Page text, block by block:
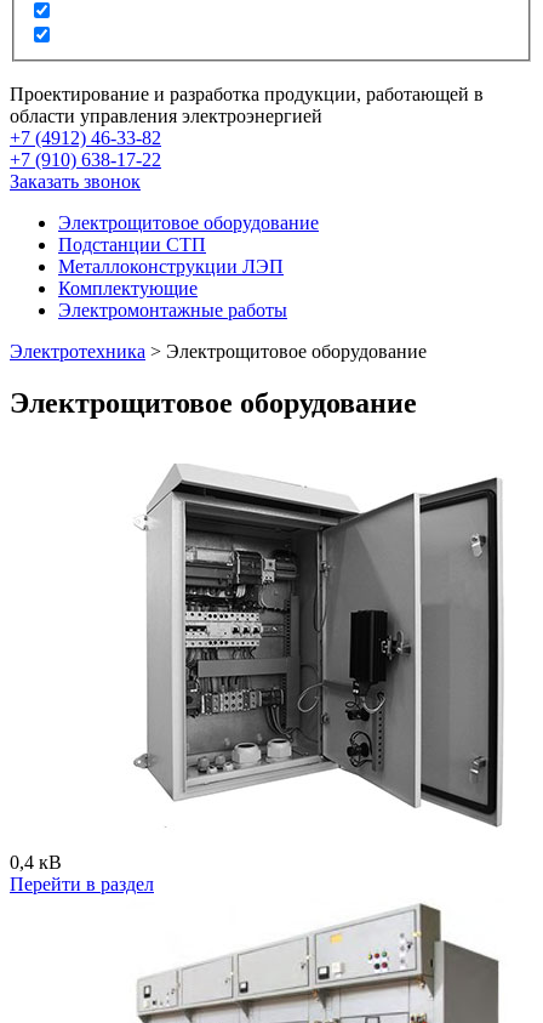
Проектирование и разработка продукции, работающей в
области управления электроэнергией
+7 (4912) 46-33-82
+7 (910) 638-17-22
Заказать звонок
Электрощитовое оборудование
Подстанции СТП
Металлоконструкции ЛЭП
Комплектующие
Электромонтажные работы
Электротехника > Электрощитовое оборудование
Электрощитовое оборудование
0,4 кВ
Перейти в раздел